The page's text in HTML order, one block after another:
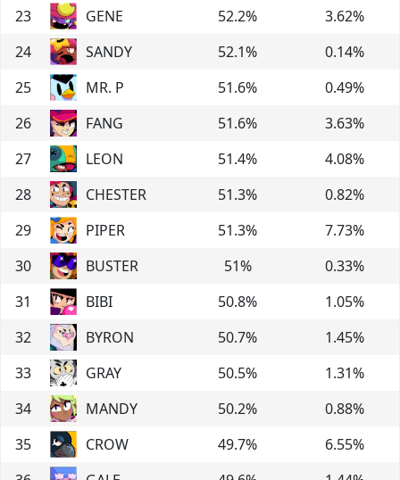
23
GENE 52.2% 3.62%
24
SANDY 52.1% 0.14%
25
MR. P 51.6% 0.49%
26
FANG 51.6% 3.63%
27
LEON 51.4% 4.08%
28
CHESTER 51.3% 0.82%
29
PIPER 51.3% 7.73%
30
BUSTER 51% 0.33%
31
BIBI 50.8% 1.05%
32
BYRON 50.7% 1.45%
33
GRAY 50.5% 1.31%
34
MANDY 50.2% 0.88%
35
CROW 49.7% 6.55%